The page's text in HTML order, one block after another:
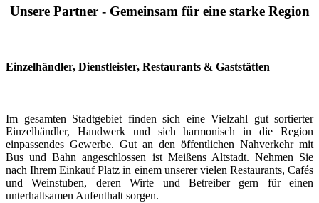
Unsere Partner - Gemeinsam für eine starke Region
Einzelhändler, Dienstleister, Restaurants & Gaststätten
Im gesamten Stadtgebiet finden sich eine Vielzahl gut sortierter
Einzelhändler, Handwerk und sich harmonisch in die Region
einpassendes Gewerbe. Gut an den öffentlichen Nahverkehr mit
Bus und Bahn angeschlossen ist Meißens Altstadt. Nehmen Sie
nach Ihrem Einkauf Platz in einem unserer vielen Restaurants, Cafés
und Weinstuben, deren Wirte und Betreiber gern für einen
unterhaltsamen Aufenthalt sorgen.